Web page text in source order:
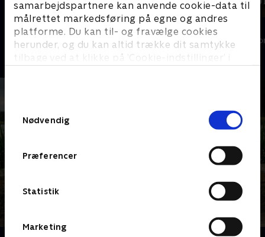
samarbejdspartnere kan anvende cookie-data til
målrettet markedsføring på egne og andres
platforme. Du kan til- og fravælge cookies
herunder, og du kan altid trække dit samtykke
tilbage ved at klikke på ’Cookie-indstillinger’ i
Nødvendig
Præferencer
Statistik
Marketing
Landmand søger kærlighed
Reality • 13 sæsoner
Forræder
Reality • 4